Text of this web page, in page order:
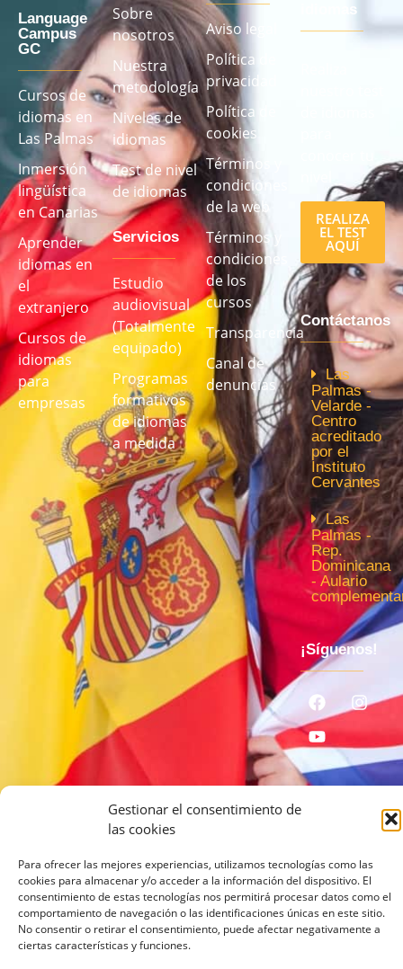
Gestionar el consentimiento de
las cookies
Para ofrecer las mejores experiencias, utilizamos tecnologías como las
cookies para almacenar y/o acceder a la información del dispositivo. El
consentimiento de estas tecnologías nos permitirá procesar datos como el
comportamiento de navegación o las identificaciones únicas en este sitio.
No consentir o retirar el consentimiento, puede afectar negativamente a
ciertas características y funciones.
Language
Campus
GC
Cursos de
idiomas en
Las Palmas
Inmersión
lingüística
en Canarias
Aprender
idiomas en
el
extranjero
Cursos de
idiomas
para
empresas
Sobre
nosotros
Nuestra
metodología
Niveles de
idiomas
Test de nivel
de idiomas
Servicios
Estudio
audiovisual
(Totalmente
equipado)
Programas
formativos
de idiomas
a medida
Aviso legal
Política de
privacidad
Política de
cookies
Términos y
condiciones
de la web
Términos y
condiciones
de los
cursos
Transparencia
Canal de
denuncias
idiomas
REALIZA
EL TEST
AQUÍ
Contáctanos
Las
Palmas -
Velarde -
Centro
acreditado
por el
Instituto
Cervantes
Las
Palmas -
Rep.
Dominicana
- Aulario
¡Síguenos!